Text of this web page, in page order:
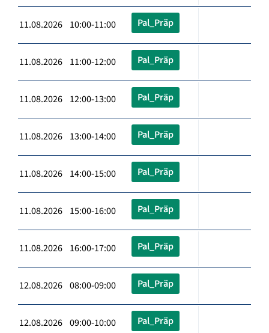
11.08.2026 10:00-11:00 Pal_Präp
11.08.2026 11:00-12:00 Pal_Präp
11.08.2026 12:00-13:00 Pal_Präp
11.08.2026 13:00-14:00 Pal_Präp
11.08.2026 14:00-15:00 Pal_Präp
11.08.2026 15:00-16:00 Pal_Präp
11.08.2026 16:00-17:00 Pal_Präp
12.08.2026 08:00-09:00 Pal_Präp
12.08.2026 09:00-10:00 Pal_Präp